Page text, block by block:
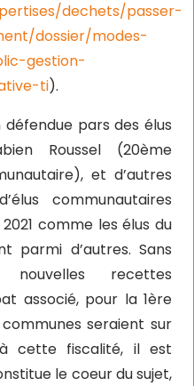
dechets/passer-
dossier/modes-
gestion-
ti).
pars des élus
Roussel (20ème
et d’autres
communautaires
comme les élus du
parmi d’autres. Sans
recettes
associé, pour la 1ère
seraient sur
cette fiscalité, il est
le coeur du sujet,